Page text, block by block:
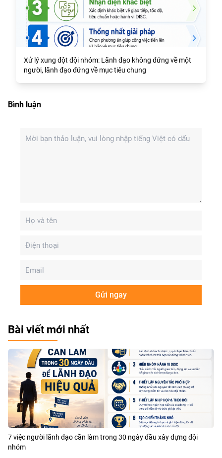
Xử lý xung đột đội nhóm: Lãnh đạo không đứng về một
người, lãnh đạo đứng về mục tiêu chung
Bình luận
Gửi ngay
Bài viết mới nhất
7 việc người lãnh đạo cần làm trong 30 ngày đầu xây dựng đội
nhóm